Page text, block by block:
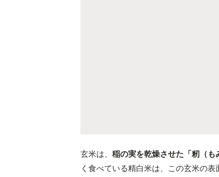
玄米は、 稲の実を乾燥させた「籾（
く食べている精白米は、この玄米の